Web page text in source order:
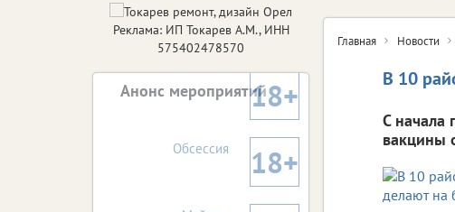
Главная Новости
В 10
С начала
вакцины
Реклама: ИП Токарев А.М., ИНН
575402478570
Анонс мероприятий18+
Обсессия 18+